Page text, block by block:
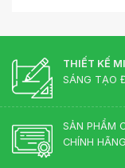
THIẾT KẾ
SÁNG TẠO
SẢN PHẨM
CHÍNH